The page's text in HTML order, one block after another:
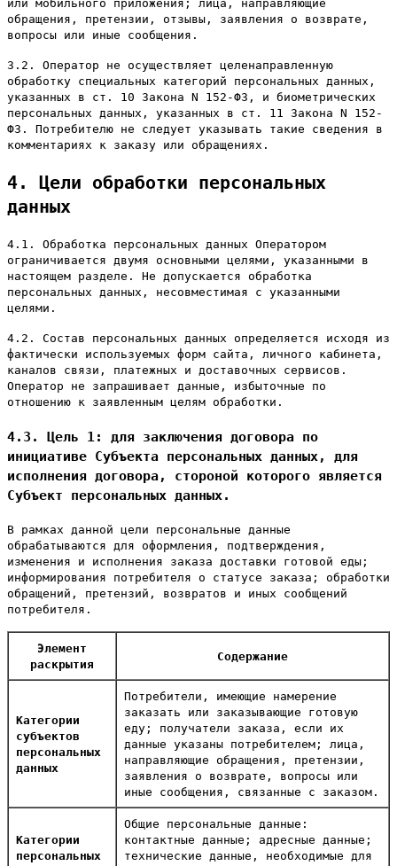
или мобильного приложения; лица, направляющие
обращения, претензии, отзывы, заявления о возврате,
вопросы или иные сообщения.
3.2. Оператор не осуществляет целенаправленную
обработку специальных категорий персональных данных,
указанных в ст. 10 Закона N 152-ФЗ, и биометрических
персональных данных, указанных в ст. 11 Закона N 152-
ФЗ. Потребителю не следует указывать такие сведения в
комментариях к заказу или обращениях.
4. Цели обработки персональных
данных
4.1. Обработка персональных данных Оператором
ограничивается двумя основными целями, указанными в
настоящем разделе. Не допускается обработка
персональных данных, несовместимая с указанными
целями.
4.2. Состав персональных данных определяется исходя из
фактически используемых форм сайта, личного кабинета,
каналов связи, платежных и доставочных сервисов.
Оператор не запрашивает данные, избыточные по
отношению к заявленным целям обработки.
4.3. Цель 1: для заключения договора по
инициативе Субъекта персональных данных, для
исполнения договора, стороной которого является
Субъект персональных данных.
В рамках данной цели персональные данные
обрабатываются для оформления, подтверждения,
изменения и исполнения заказа доставки готовой еды;
информирования потребителя о статусе заказа; обработки
обращений, претензий, возвратов и иных сообщений
потребителя.
Элемент
раскрытия
Содержание
Категории
субъектов
персональных
данных
Потребители, имеющие намерение
заказать или заказывающие готовую
еду; получатели заказа, если их
данные указаны потребителем; лица,
направляющие обращения, претензии,
заявления о возврате, вопросы или
иные сообщения, связанные с заказом.
Категории
персональных
Общие персональные данные:
контактные данные; адресные данные;
технические данные, необходимые для